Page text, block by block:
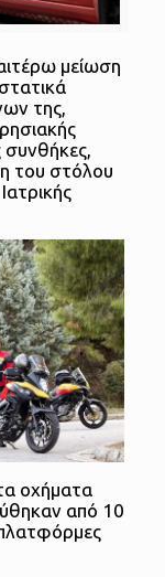
μείωση
της,
συνθήκες,
του στόλου
οχήματα
από 10